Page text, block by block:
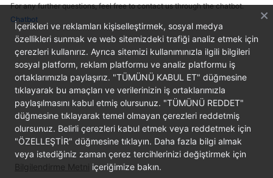
API
Reference
FAQs
Videos
General
Reference
For any further questions, feel free to contact us through the chatbot.
Chatbot
İçerikleri ve reklamları kişiselleştirmek, sosyal medya
özellikleri sunmak ve web sitemizdeki trafiği analiz etmek için
çerezleri kullanırız. Ayrıca sitemizi kullanımınızla ilgili bilgileri
sosyal platform, reklam platformu ve analiz platformu iş
ortaklarımızla paylaşırız. "TÜMÜNÜ KABUL ET" düğmesine
tıklayarak bu amaçları ve verilerinizin iş ortaklarımızla
paylaşılmasını kabul etmiş olursunuz. "TÜMÜNÜ REDDET"
düğmesine tıklayarak temel olmayan çerezleri reddetmiş
olursunuz. Belirli çerezleri kabul etmek veya reddetmek için
"ÖZELLEŞTİR" düğmesine tıklayın. Daha fazla bilgi almak
veya istediğiniz zaman çerez tercihlerinizi değiştirmek için
Bilgilendirme Metni içeriğimize bakın.